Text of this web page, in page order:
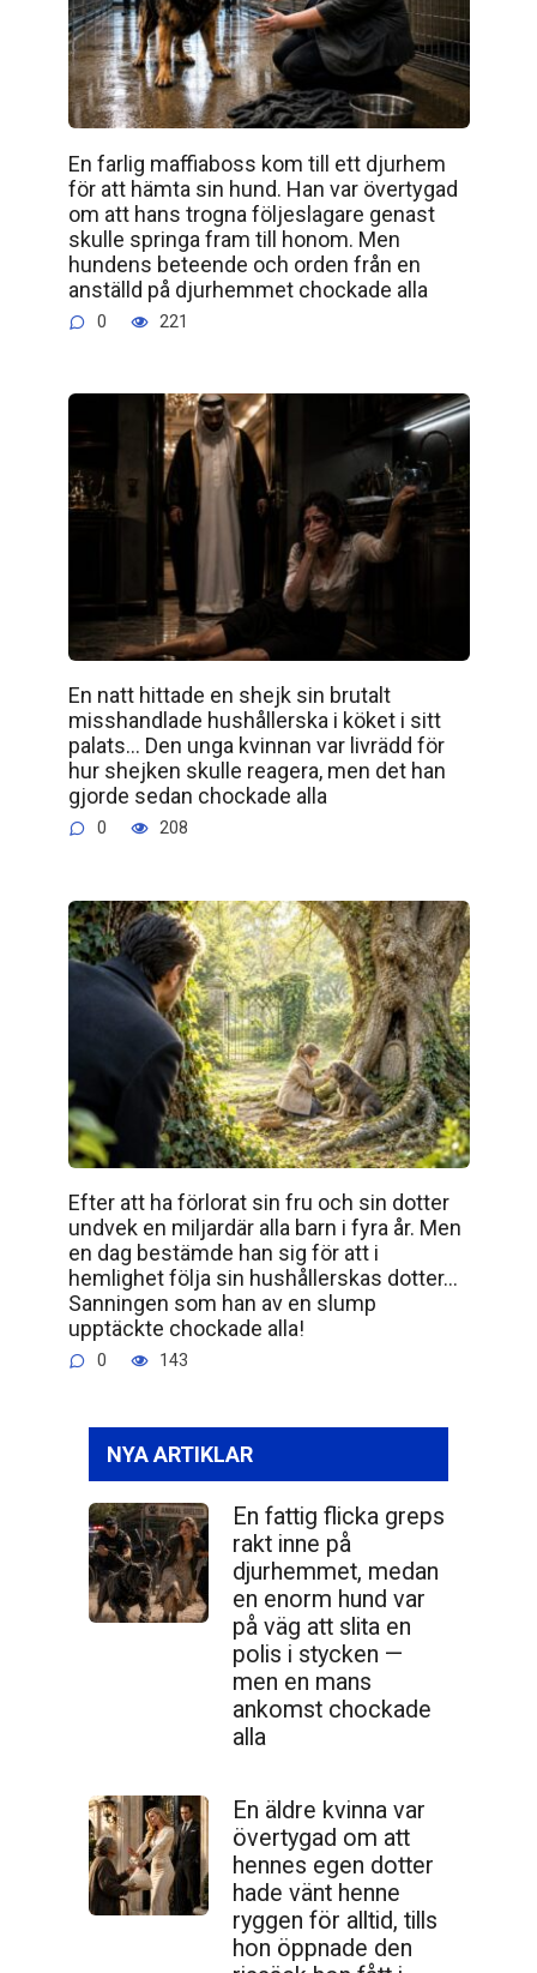
En farlig maffiaboss kom till ett djurhem
för att hämta sin hund. Han var övertygad
om att hans trogna följeslagare genast
skulle springa fram till honom. Men
hundens beteende och orden från en
anställd på djurhemmet chockade alla
0 221
En natt hittade en shejk sin brutalt
misshandlade hushållerska i köket i sitt
palats… Den unga kvinnan var livrädd för
hur shejken skulle reagera, men det han
gjorde sedan chockade alla
0 208
Efter att ha förlorat sin fru och sin dotter
undvek en miljardär alla barn i fyra år. Men
en dag bestämde han sig för att i
hemlighet följa sin hushållerskas dotter…
Sanningen som han av en slump
upptäckte chockade alla!
0 143
NYA ARTIKLAR
En fattig flicka greps
rakt inne på
djurhemmet, medan
en enorm hund var
på väg att slita en
polis i stycken —
men en mans
ankomst chockade
alla
En äldre kvinna var
övertygad om att
hennes egen dotter
hade vänt henne
ryggen för alltid, tills
hon öppnade den